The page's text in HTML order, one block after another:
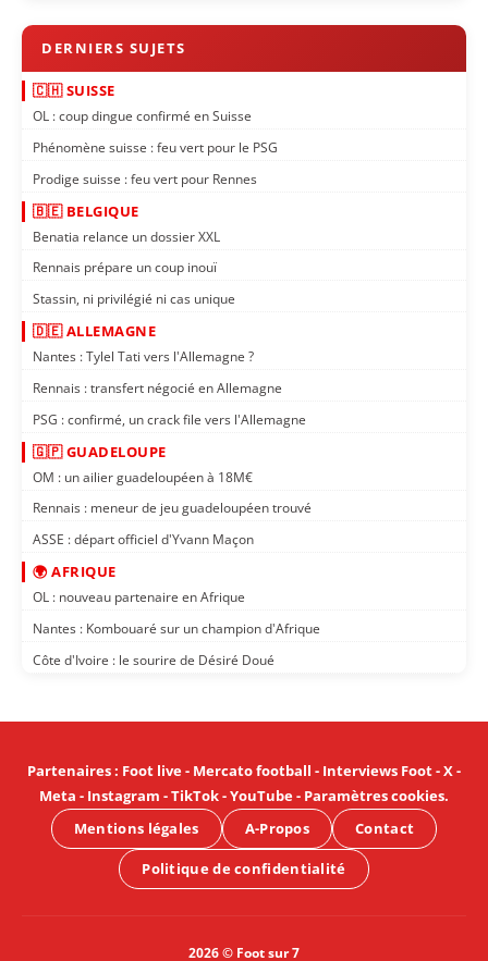
🇨🇭 SUISSE
OL : coup dingue confirmé en Suisse
Phénomène suisse : feu vert pour le PSG
Prodige suisse : feu vert pour Rennes
🇧🇪 BELGIQUE
Benatia relance un dossier XXL
Rennais prépare un coup inouï
Stassin, ni privilégié ni cas unique
🇩🇪 ALLEMAGNE
Nantes : Tylel Tati vers l'Allemagne ?
Rennais : transfert négocié en Allemagne
PSG : confirmé, un crack file vers l'Allemagne
🇬🇵 GUADELOUPE
OM : un ailier guadeloupéen à 18M€
Rennais : meneur de jeu guadeloupéen trouvé
ASSE : départ officiel d'Yvann Maçon
🌍 AFRIQUE
OL : nouveau partenaire en Afrique
Nantes : Kombouaré sur un champion d'Afrique
Côte d'Ivoire : le sourire de Désiré Doué
Partenaires: Foot live- Mercato football - Interviews Foot-X-
Meta - Instagram -TikTok-YouTube- Paramètres cookies.
Mentions légales
A-Propos Contact
Politique de confidentialité
2026 © Foot sur 7